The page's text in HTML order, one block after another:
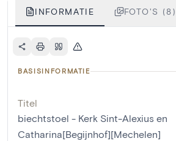
INFORMATIE FOTO'S (8)
BASISINFORMATIE
Titel
biechtstoel - Kerk Sint-Alexius en
Catharina[Begijnhof][Mechelen]